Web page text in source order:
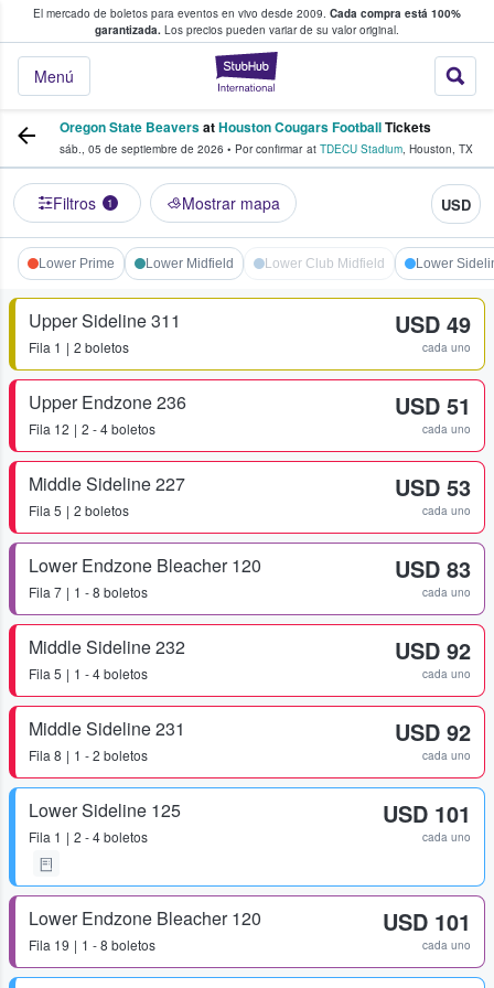
El mercado de boletos para eventos en vivo desde 2009. Cada compra está 100%
garantizada. Los precios pueden variar de su valor original.
StubHub: donde
Menú
fans compran y venden boletos
Oregon State BeaversatHouston Cougars FootballTickets
sáb., 05 de septiembre de 2026 • Por confirmar at TDECU Stadium, Houston, TX
Filtros 1 Mostrar mapa USD
Lower Prime Lower Midfield Lower Club Midfield Lower
Upper Sideline 311
Fila 1 2 boletos
USD 49
cada uno
Upper Endzone 236
Fila 12 2 - 4 boletos
USD 51
cada uno
Middle Sideline 227
Fila 5 2 boletos
USD 53
cada uno
Lower Endzone Bleacher 120
Fila 7 1 - 8 boletos
USD 83
cada uno
Middle Sideline 232
Fila 5 1 - 4 boletos
USD 92
cada uno
Middle Sideline 231
Fila 8 1 - 2 boletos
USD 92
cada uno
Lower Sideline 125
Fila 1 2 - 4 boletos
USD 101
cada uno
Lower Endzone Bleacher 120
Fila 19 1 - 8 boletos
USD 101
cada uno